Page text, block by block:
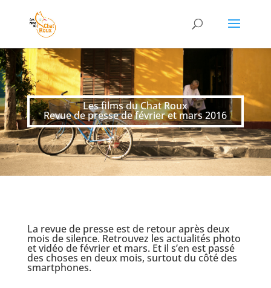
Les films du Chat Roux
Revue de presse de février et mars 2016
La revue de presse est de retour après deux
mois de silence. Retrouvez les actualités photo
et vidéo de février et mars. Et il s’en est passé
des choses en deux mois, surtout du côté des
smartphones.